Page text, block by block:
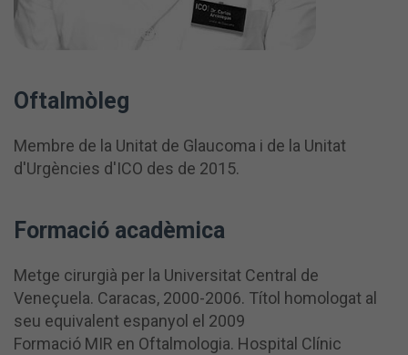
Oftalmòleg
Membre de la Unitat de Glaucoma i de la Unitat
d'Urgències d'ICO des de 2015.
Formació acadèmica
Metge cirurgià per la Universitat Central de
Veneçuela. Caracas, 2000-2006. Títol homologat al
seu equivalent espanyol el 2009
Formació MIR en Oftalmologia. Hospital Clínic